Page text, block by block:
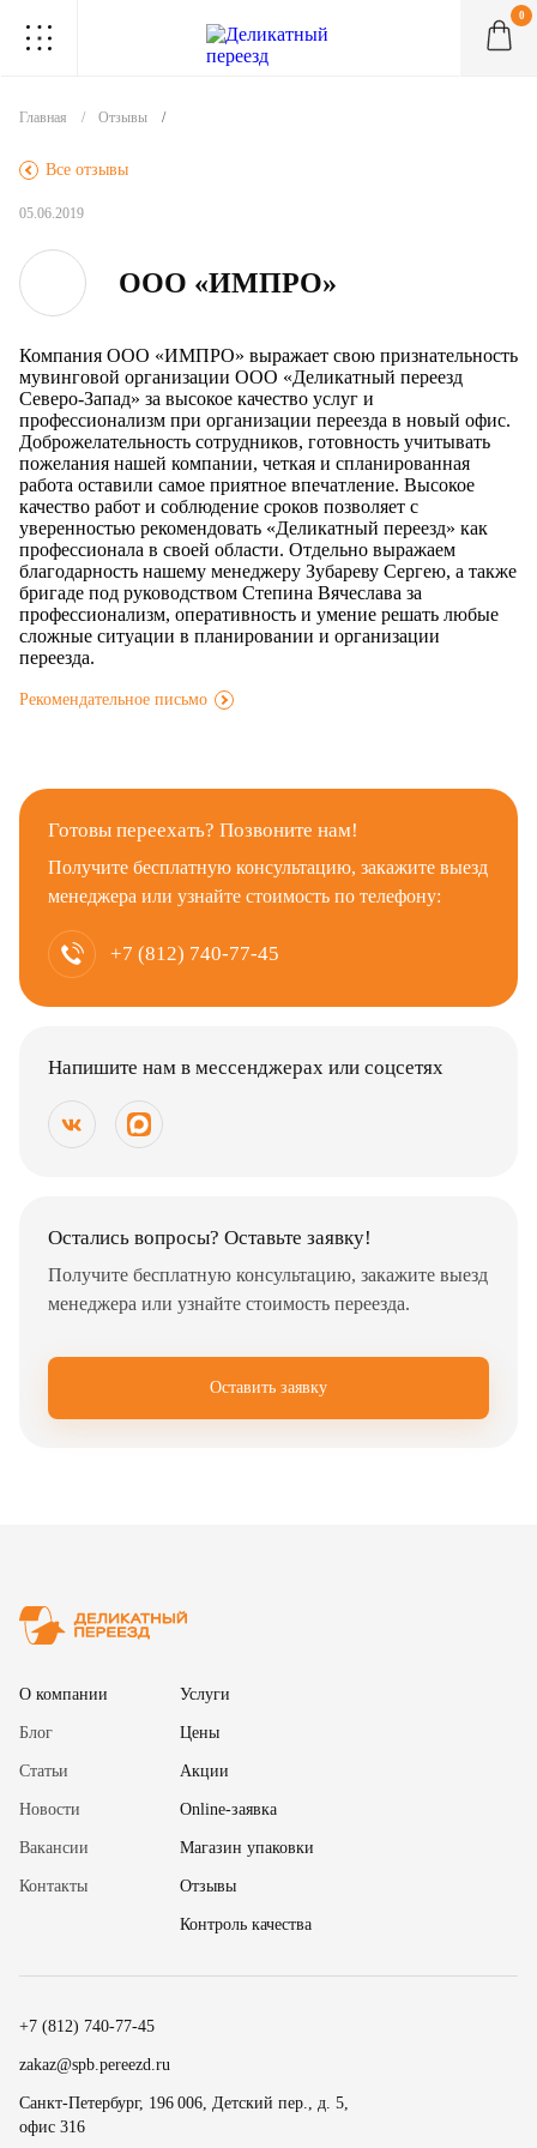
. . .
. . .
. . .
0
Главная Отзывы
Все отзывы
.
05.06.2019
ООО «ИМПРО»
Компания ООО «ИМПРО» выражает свою признательность
мувинговой организации ООО «Деликатный переезд
Северо-Запад» за высокое качество услуг и
профессионализм при организации переезда в новый офис.
Доброжелательность сотрудников, готовность учитывать
пожелания нашей компании, четкая и спланированная
работа оставили самое приятное впечатление. Высокое
качество работ и соблюдение сроков позволяет с
уверенностью рекомендовать «Деликатный переезд» как
профессионала в своей области. Отдельно выражаем
благодарность нашему менеджеру Зубареву Сергею, а также
бригаде под руководством Степина Вячеслава за
профессионализм, оперативность и умение решать любые
сложные ситуации в планировании и организации
переезда.
Рекомендательное письмо .
Готовы переехать? Позвоните нам!
Получите бесплатную консультацию, закажите выезд
менеджера или узнайте стоимость по телефону:
+7 (812) 740-77-45
Напишите нам в мессенджерах или соцсетях
Остались вопросы? Оставьте заявку!
Получите бесплатную консультацию, закажите выезд
менеджера или узнайте стоимость переезда.
Оставить заявку
О компании
Блог
Статьи
Новости
Вакансии
Контакты
Услуги
Цены
Акции
Online-заявка
Магазин упаковки
Отзывы
Контроль качества
+7 (812) 740-77-45
zakaz@spb.pereezd.ru
Санкт-Петербург, 196 006, Детский пер., д. 5,
офис 316
Номер телефона
18
19
20
9
15
00